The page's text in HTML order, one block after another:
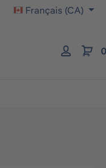
Français (CA)